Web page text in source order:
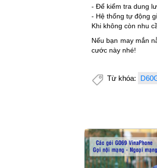
- Để kiểm tra dung
- Hệ thống tự động
Khi không còn nhu
Nếu bạn may mắn
cước này nhé!
Từ khóa: